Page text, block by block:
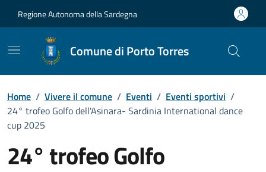
Regione Autonoma della Sardegna
Comune di Porto Torres
Home / Vivere il comune / Eventi / Eventi sportivi /
24° trofeo Golfo dell'Asinara- Sardinia International dance
cup 2025
24° trofeo Golfo